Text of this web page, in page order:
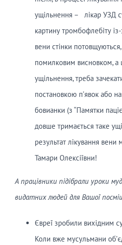
ущільнення – лікар УЗД
картину тромбофлебіту
вени стінки
помилковим висновком, а
ущільнення, треба
постановкою п’явок або
бовианки (з “Памятки
довше тримається таке
результат лікування вени
Тамари Олексіївни!
А працівники підібрали уроки
видатних людей для Вашої
Євреї зробили вихідним
Коли вже мусульмани